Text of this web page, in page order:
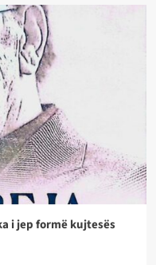
i jep formë kujtesës